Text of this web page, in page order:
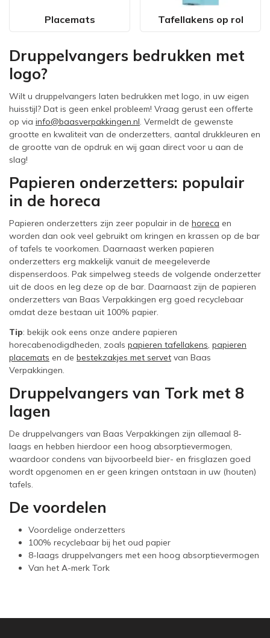
Placemats Tafellakens op rol
Druppelvangers bedrukken met
logo?
Wilt u druppelvangers laten bedrukken met logo, in uw eigen
huisstijl? Dat is geen enkel probleem! Vraag gerust een offerte
op via info@baasverpakkingen.nl. Vermeldt de gewenste
grootte en kwaliteit van de onderzetters, aantal drukkleuren en
de grootte van de opdruk en wij gaan direct voor u aan de
slag!
Papieren onderzetters: populair
in de horeca
Papieren onderzetters zijn zeer populair in de horeca en
worden dan ook veel gebruikt om kringen en krassen op de bar
of tafels te voorkomen. Daarnaast werken papieren
onderzetters erg makkelijk vanuit de meegeleverde
dispenserdoos. Pak simpelweg steeds de volgende onderzetter
uit de doos en leg deze op de bar. Daarnaast zijn de papieren
onderzetters van Baas Verpakkingen erg goed recyclebaar
omdat deze bestaan uit 100% papier.
Tip: bekijk ook eens onze andere papieren
horecabenodigdheden, zoals papieren tafellakens, papieren
placemats en de bestekzakjes met servet van Baas
Verpakkingen.
Druppelvangers van Tork met 8
lagen
De druppelvangers van Baas Verpakkingen zijn allemaal 8-
laags en hebben hierdoor een hoog absorptievermogen,
waardoor condens van bijvoorbeeld bier- en frisglazen goed
wordt opgenomen en er geen kringen ontstaan in uw (houten)
tafels.
De voordelen
Voordelige onderzetters
100% recyclebaar bij het oud papier
8-laags druppelvangers met een hoog absorptievermogen
Van het A-merk Tork